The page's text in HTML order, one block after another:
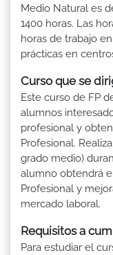
Medio Natural es
1400 horas. Las
horas de trabajo
prácticas en
Curso que se
Este curso de FP
alumnos
profesional y
Profesional.
grado medio)
alumno obtendrá
Profesional y
mercado laboral.
Requisitos a
Para estudiar el